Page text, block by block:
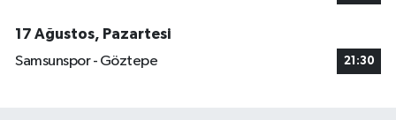
17 Ağustos, Pazartesi
Samsunspor - Göztepe
21:30